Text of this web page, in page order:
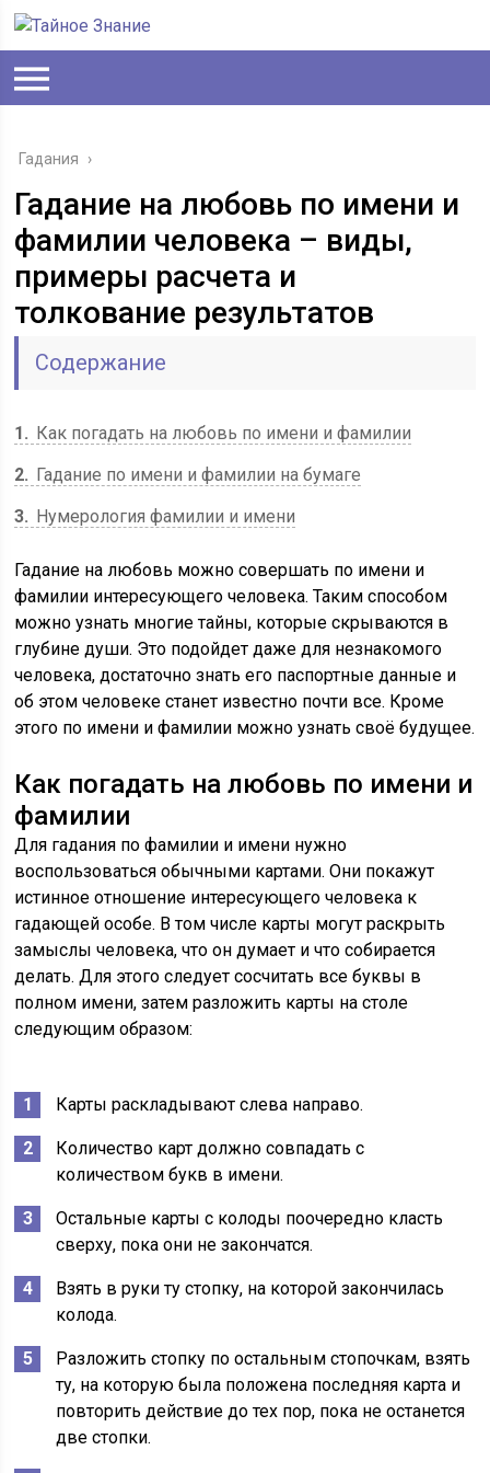
Гадания ›
Гадание на любовь по имени и
фамилии человека – виды,
примеры расчета и
толкование результатов
Содержание
1
Как погадать на любовь по имени и фамилии
2
Гадание по имени и фамилии на бумаге
3
Нумерология фамилии и имени
Гадание на любовь можно совершать по имени и
фамилии интересующего человека. Таким способом
можно узнать многие тайны, которые скрываются в
глубине души. Это подойдет даже для незнакомого
человека, достаточно знать его паспортные данные и
об этом человеке станет известно почти все. Кроме
этого по имени и фамилии можно узнать своё будущее.
Как погадать на любовь по имени и
фамилии
Для гадания по фамилии и имени нужно
воспользоваться обычными картами. Они покажут
истинное отношение интересующего человека к
гадающей особе. В том числе карты могут раскрыть
замыслы человека, что он думает и что собирается
делать. Для этого следует сосчитать все буквы в
полном имени, затем разложить карты на столе
следующим образом:
Карты раскладывают слева направо.
Количество карт должно совпадать с
количеством букв в имени.
Остальные карты с колоды поочередно класть
сверху, пока они не закончатся.
Взять в руки ту стопку, на которой закончилась
колода.
Разложить стопку по остальным стопочкам, взять
ту, на которую была положена последняя карта и
повторить действие до тех пор, пока не останется
две стопки.